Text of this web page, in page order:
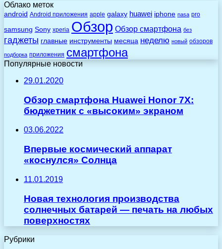
Облако меток
android Android приложения apple galaxy huawei iphone nasa pro
samsung Sony xperia Обзор Обзор смартфона без
гаджеты главные инструменты месяца неделю новый обзоров
подборка приложения смартфона
Популярные новости
29.01.2020
Обзор смартфона Huawei Honor 7X:
бюджетник с «высоким» экраном
03.06.2022
Впервые космический аппарат
«коснулся» Солнца
11.01.2019
Новая технология производства
солнечных батарей — печать на любых
поверхностях
Рубрики